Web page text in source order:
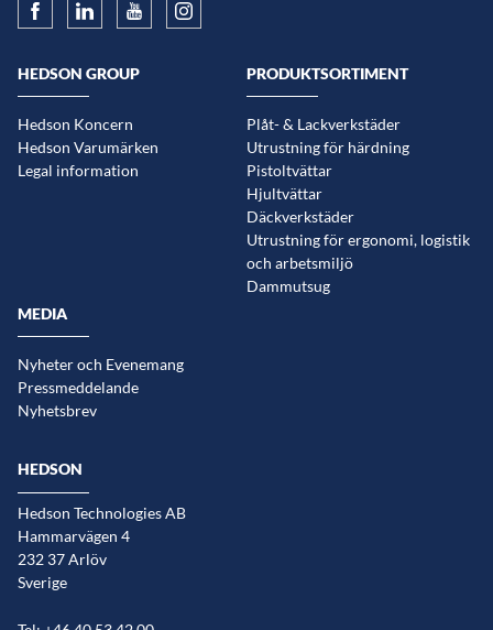
HEDSON GROUP
Hedson Koncern
Hedson Varumärken
Legal information
PRODUKTSORTIMENT
Plåt- & Lackverkstäder
Utrustning för härdning
Pistoltvättar
Hjultvättar
Däckverkstäder
Utrustning för ergonomi, logistik
och arbetsmiljö
Dammutsug
MEDIA
Nyheter och Evenemang
Pressmeddelande
Nyhetsbrev
HEDSON
Hedson Technologies AB
Hammarvägen 4
232 37 Arlöv
Sverige